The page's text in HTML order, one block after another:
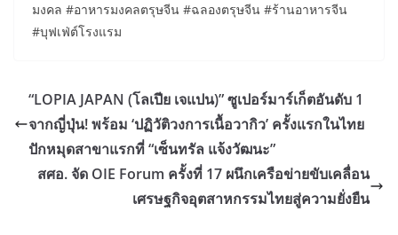
มงคล #อาหารมงคลตรุษจีน #ฉลองตรุษจีน #ร้านอาหารจีน
#บุฟเฟ่ต์โรงแรม
“LOPIA JAPAN (โลเปีย เจแปน)” ซูเปอร์มาร์เก็ตอันดับ 1
จากญี่ปุ่น! พร้อม ‘ปฏิวัติวงการเนื้อวากิว’ ครั้งแรกในไทย
ปักหมุดสาขาแรกที่ “เซ็นทรัล แจ้งวัฒนะ”
สศอ. จัด OIE Forum ครั้งที่ 17 ผนึกเครือข่ายขับเคลื่อน
เศรษฐกิจอุตสาหกรรมไทยสู่ความยั่งยืน